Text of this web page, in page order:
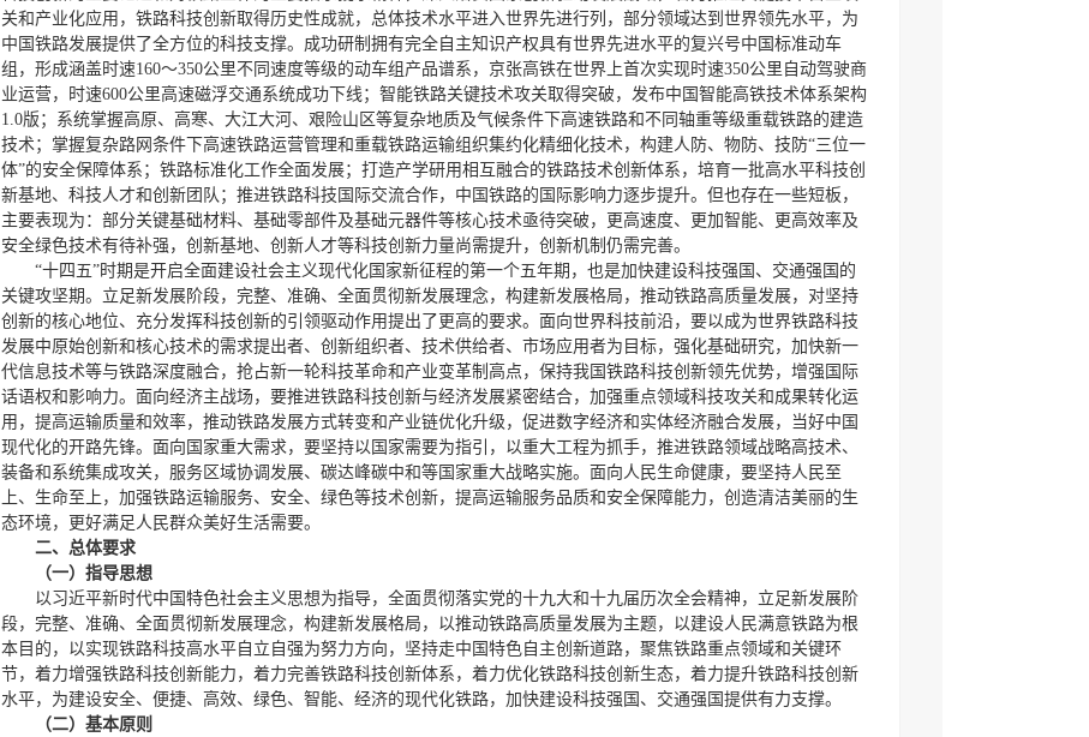
关和产业化应用，铁路科技创新取得历史性成就，总体技术水平进入世界先进行列，部分领域达到世界领先水平，为
中国铁路发展提供了全方位的科技支撑。成功研制拥有完全自主知识产权具有世界先进水平的复兴号中国标准动车
组，形成涵盖时速160～350公里不同速度等级的动车组产品谱系，京张高铁在世界上首次实现时速350公里自动驾驶商
业运营，时速600公里高速磁浮交通系统成功下线；智能铁路关键技术攻关取得突破，发布中国智能高铁技术体系架构
1.0版；系统掌握高原、高寒、大江大河、艰险山区等复杂地质及气候条件下高速铁路和不同轴重等级重载铁路的建造
技术；掌握复杂路网条件下高速铁路运营管理和重载铁路运输组织集约化精细化技术，构建人防、物防、技防“三位一
体”的安全保障体系；铁路标准化工作全面发展；打造产学研用相互融合的铁路技术创新体系，培育一批高水平科技创
新基地、科技人才和创新团队；推进铁路科技国际交流合作，中国铁路的国际影响力逐步提升。但也存在一些短板，
主要表现为：部分关键基础材料、基础零部件及基础元器件等核心技术亟待突破，更高速度、更加智能、更高效率及
安全绿色技术有待补强，创新基地、创新人才等科技创新力量尚需提升，创新机制仍需完善。
“十四五”时期是开启全面建设社会主义现代化国家新征程的第一个五年期，也是加快建设科技强国、交通强国的
关键攻坚期。立足新发展阶段，完整、准确、全面贯彻新发展理念，构建新发展格局，推动铁路高质量发展，对坚持
创新的核心地位、充分发挥科技创新的引领驱动作用提出了更高的要求。面向世界科技前沿，要以成为世界铁路科技
发展中原始创新和核心技术的需求提出者、创新组织者、技术供给者、市场应用者为目标，强化基础研究，加快新一
代信息技术等与铁路深度融合，抢占新一轮科技革命和产业变革制高点，保持我国铁路科技创新领先优势，增强国际
话语权和影响力。面向经济主战场，要推进铁路科技创新与经济发展紧密结合，加强重点领域科技攻关和成果转化运
用，提高运输质量和效率，推动铁路发展方式转变和产业链优化升级，促进数字经济和实体经济融合发展，当好中国
现代化的开路先锋。面向国家重大需求，要坚持以国家需要为指引，以重大工程为抓手，推进铁路领域战略高技术、
装备和系统集成攻关，服务区域协调发展、碳达峰碳中和等国家重大战略实施。面向人民生命健康，要坚持人民至
上、生命至上，加强铁路运输服务、安全、绿色等技术创新，提高运输服务品质和安全保障能力，创造清洁美丽的生
态环境，更好满足人民群众美好生活需要。
二、总体要求
（一）指导思想
以习近平新时代中国特色社会主义思想为指导，全面贯彻落实党的十九大和十九届历次全会精神，立足新发展阶
段，完整、准确、全面贯彻新发展理念，构建新发展格局，以推动铁路高质量发展为主题，以建设人民满意铁路为根
本目的，以实现铁路科技高水平自立自强为努力方向，坚持走中国特色自主创新道路，聚焦铁路重点领域和关键环
节，着力增强铁路科技创新能力，着力完善铁路科技创新体系，着力优化铁路科技创新生态，着力提升铁路科技创新
水平，为建设安全、便捷、高效、绿色、智能、经济的现代化铁路，加快建设科技强国、交通强国提供有力支撑。
（二）基本原则